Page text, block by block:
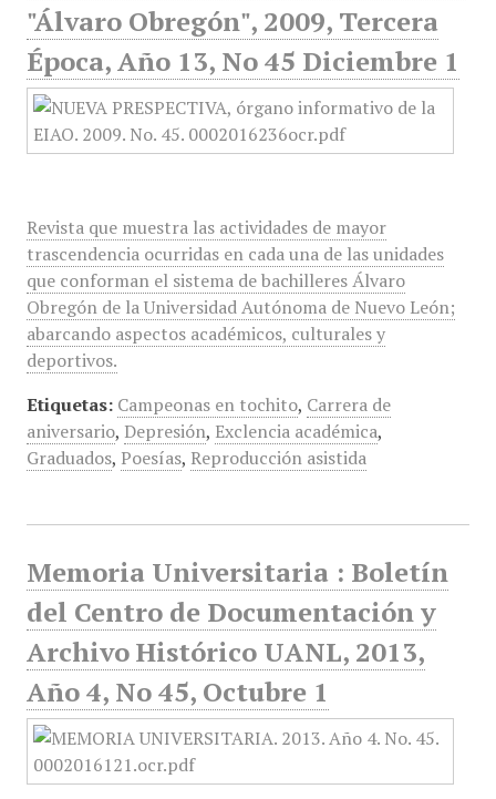
"Álvaro Obregón", 2009, Tercera
Época, Año 13, No 45 Diciembre 1
Revista que muestra las actividades de mayor
trascendencia ocurridas en cada una de las unidades
que conforman el sistema de bachilleres Álvaro
Obregón de la Universidad Autónoma de Nuevo León;
abarcando aspectos académicos, culturales y
deportivos.
Etiquetas: Campeonas en tochito, Carrera de
aniversario, Depresión, Exclencia académica,
Graduados, Poesías, Reproducción asistida
Memoria Universitaria : Boletín
del Centro de Documentación y
Archivo Histórico UANL, 2013,
Año 4, No 45, Octubre 1